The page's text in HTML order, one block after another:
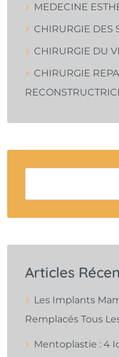
MEDECINE
CHIRURGIE DES
CHIRURGIE DU
CHIRURGIE
Articles
Les Implants
Remplacés Tous
Mentoplastie : 4